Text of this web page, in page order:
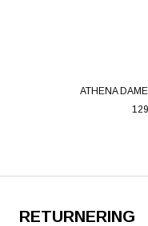
ATHENA
RETURNERING